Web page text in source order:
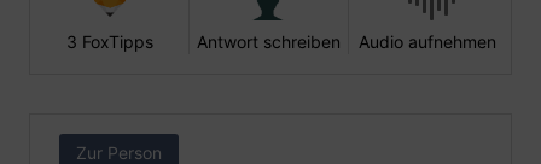
3 FoxTipps Antwort schreiben Audio aufnehmen
Zur Person